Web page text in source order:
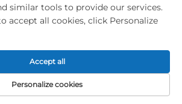
Huadu Pallet Manufacturing Co., Ltd. |
de confidentialité
similar tools to provide our services.
accept all cookies, click Personalize
Personalize cookies
Accept all